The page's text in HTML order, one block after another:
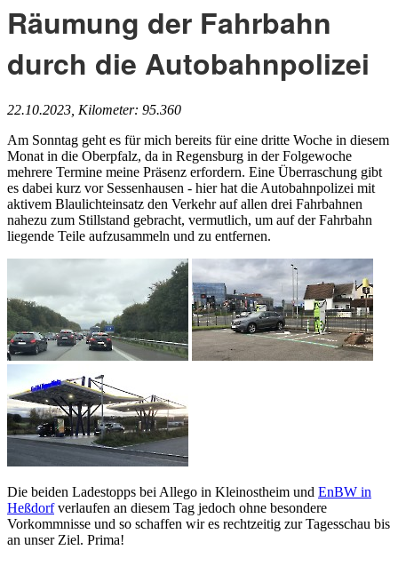
Räumung der Fahrbahn
durch die Autobahnpolizei
22.10.2023, Kilometer: 95.360
Am Sonntag geht es für mich bereits für eine dritte Woche in diesem
Monat in die Oberpfalz, da in Regensburg in der Folgewoche
mehrere Termine meine Präsenz erfordern. Eine Überraschung gibt
es dabei kurz vor Sessenhausen - hier hat die Autobahnpolizei mit
aktivem Blaulichteinsatz den Verkehr auf allen drei Fahrbahnen
nahezu zum Stillstand gebracht, vermutlich, um auf der Fahrbahn
liegende Teile aufzusammeln und zu entfernen.
Die beiden Ladestopps bei Allego in Kleinostheim und EnBW in
Heßdorfverlaufen an diesem Tag jedoch ohne besondere
Vorkommnisse und so schaffen wir es rechtzeitig zur Tagesschau bis
an unser Ziel. Prima!